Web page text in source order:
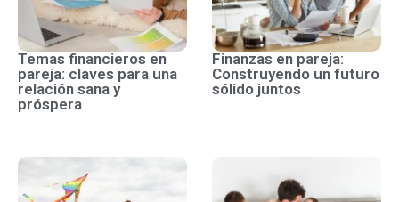
Temas financieros en
pareja: claves para una
relación sana y
próspera
Finanzas en pareja:
Construyendo un futuro
sólido juntos